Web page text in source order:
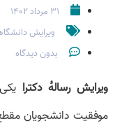
۳۱ مرداد ۱۴۰۲
ویرایش
بدون دیدگاه
ویرایش رسالهٔ دکترا
موفقیت دانشجویان